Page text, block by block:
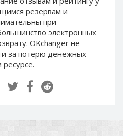
резервам и
при
электронных
OKchanger не
за потерю денежных
Payoneer EUR
Revolut Binance USD
(BUSD)
Revolut USD
Revolut EUR
Piastrix EUR